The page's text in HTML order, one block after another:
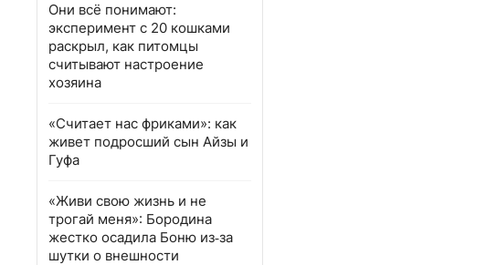
Они всё понимают:
эксперимент с 20 кошками
раскрыл, как питомцы
считывают настроение
хозяина
«Считает нас фриками»: как
живет подросший сын Айзы и
Гуфа
«Живи свою жизнь и не
трогай меня»: Бородина
жестко осадила Боню из‑за
шутки о внешности